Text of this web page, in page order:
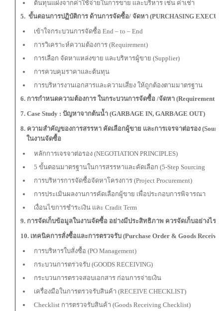
ต้นทุนแฝงจากค่าใช้จ่ายในการขาย และบริหาร เช่น ค่าเช่า
5. ขั้นตอนการปฏิบัติการ ด้านการจัดซื้อ/ จัดหา (PURCHASING
เข้าใจกระบวนการจัดซื้อ End – to – End
การวิเคราะห์ความต้องการ (Requirement)
การเลือก จัดหาแหล่งขาย และบริหารผู้ขาย (Supplier)
การควบคุมราคาและต้นทุน
การบริหารงานเอกสารและความเสี่ยง ให้ถูกต้องตามมาตรฐาน
6. การกำหนดความต้องการ ในกระบวนการจัดซื้อ /จัดหา (Requirement
7. Case Study : ปัญหาจากต้นน้ำ (GARBAGE IN, GARBAGE OUT)
8. ความสำคัญของการสรรหา คัดเลือกผู้ขาย และการเจรจาต่อรอง
ในงานจัดซื้อ
หลักการเจรจาต่อรอง (NEGOTIATION PRINCIPLES)
5 ขั้นตอนมาตรฐานในการสรรหาและคัดเลือก (5-Step Sourcing
การบริหารการจัดซื้อจัดหาโครงการ (Project Procurement)
การประเมินผลงานการคัดเลือกผู้ขาย เพื่อประกอบการพิจารณา
เงื่อนไขการชำระเงิน และ Cradit Term
9. การจัดเก็บข้อมูลในงานจัดซื้อ อย่างมีประสิทธิภาพ ควรจัดเก็บอย่างไร
10. เทคนิคการสั่งซื้อและการตรวจรับ (Purchase Order & Goods
การบริหารใบสั่งซื้อ (PO Management)
กระบวนการตรวจรับ (GOODS RECEIVING)
กระบวนการตรวจสอบเอกสาร ก่อนการจ่ายเงิน
เครื่องมือในการตรวจรับสินค้า (RECEIVE CHECKLIST)
Checklist การตรวจรับสินค้า (Goods Receiving Checklist)